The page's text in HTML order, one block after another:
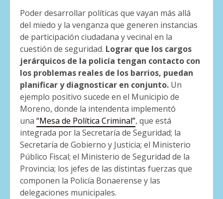
Poder desarrollar políticas que vayan más allá
del miedo y la venganza que generen instancias
de participación ciudadana y vecinal en la
cuestión de seguridad. Lograr que los cargos
jerárquicos de la policía tengan contacto con
los problemas reales de los barrios, puedan
planificar y diagnosticar en conjunto. Un
ejemplo positivo sucede en el Municipio de
Moreno, donde la intendenta implementó
una “Mesa de Política Criminal”, que está
integrada por la Secretaría de Seguridad; la
Secretaría de Gobierno y Justicia; el Ministerio
Público Fiscal; el Ministerio de Seguridad de la
Provincia; los jefes de las distintas fuerzas que
componen la Policía Bonaerense y las
delegaciones municipales.